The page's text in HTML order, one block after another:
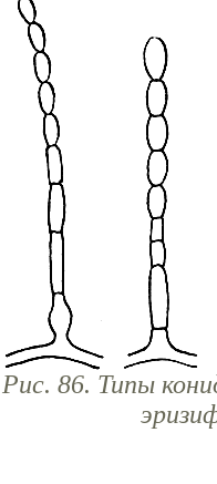
Рис. 86. Типы